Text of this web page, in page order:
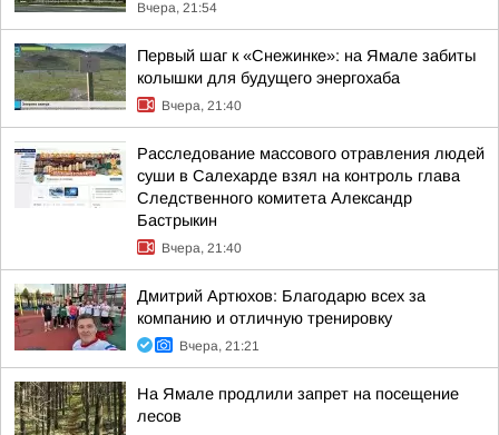
Вчера, 21:54
Первый шаг к «Снежинке»: на Ямале забиты
колышки для будущего энергохаба
Вчера, 21:40
Расследование массового отравления людей
суши в Салехарде взял на контроль глава
Следственного комитета Александр
Бастрыкин
Вчера, 21:40
Дмитрий Артюхов: Благодарю всех за
компанию и отличную тренировку
Вчера, 21:21
На Ямале продлили запрет на посещение
лесов